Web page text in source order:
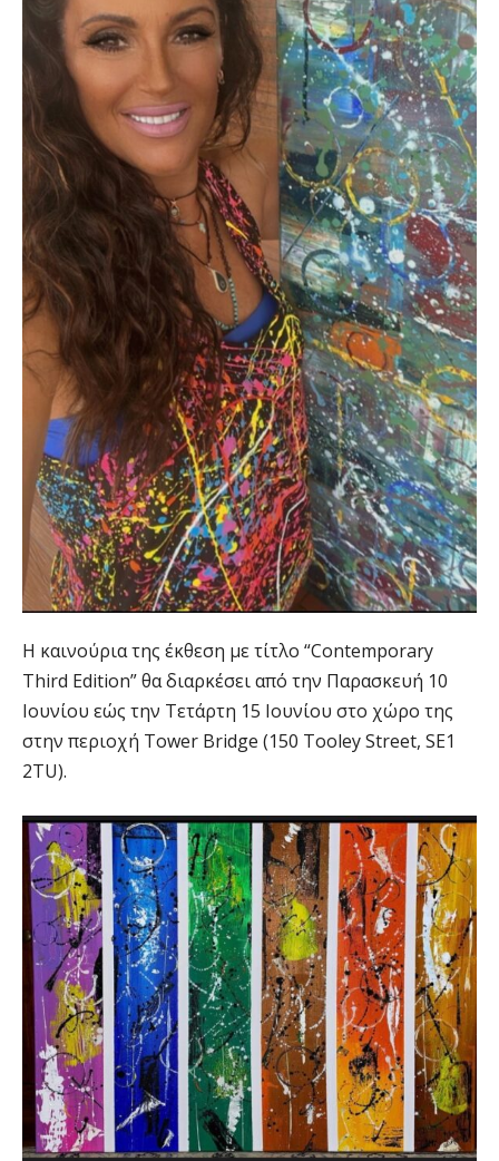
Η καινούρια της έκθεση με τίτλο “Contemporary
Third Edition” θα διαρκέσει από την Παρασκευή 10
Ιουνίου εώς την Τετάρτη 15 Ιουνίου στο χώρο της
στην περιοχή Tower Bridge (150 Tooley Street, SE1
2TU).